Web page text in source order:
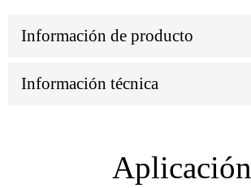
Información de producto
Información técnica
Aplicación